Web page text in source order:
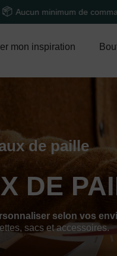
de commande
mon inspiration
de paille
DE
selon vos
sacs et accessoires.